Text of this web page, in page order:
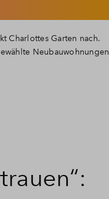
Charlottes Garten nach.
Neubauwohnungen